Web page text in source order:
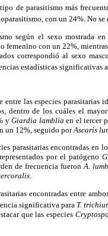
de parasitismo más
con un 24%. No
según el sexo mostrada
femenino con un 22%,
correspondió al sexo
estadísticas significativas
entre las especies
dentro de los cuáles el
yGiardia lambliaen el tercer
un 12%, seguido porAscaris
parasitarias encontradas en
por el patógeno
de frecuencia fueronA.
.
encontradas entre
significativa para T.
que las especies